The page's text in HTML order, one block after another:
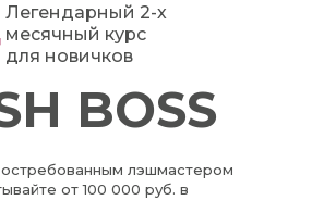
BOSS
Легендарный 2-х
месячный курс
для новичков
лэшмастером
от 100 000 руб. в